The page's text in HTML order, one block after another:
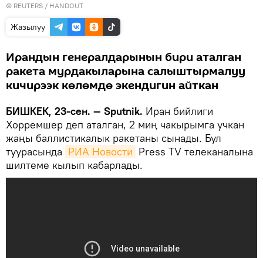
© REUTERS / HANDOUT
Жазылуу
Ирандын генералдарынын бири аталган
ракета мурдакыларына салыштырмалуу
кичирээк көлөмдө экендигин айткан
БИШКЕК, 23-сен. — Sputnik. Иран бийлиги
Хорремшер деп аталган, 2 миң чакырымга учкан
жаңы баллистикалык ракетаны сынады. Бул
туурасында РИА Новости Press TV телеканалына
шилтеме кылып кабарлады.